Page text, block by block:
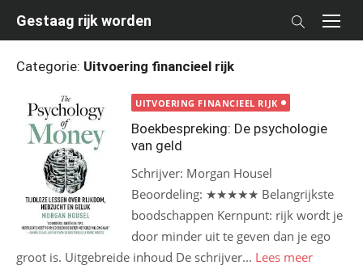
Gestaag rijk worden
Categorie: Uitvoering financieel rijk
UITVOERING FINANCIEEL RIJK
Boekbespreking: De psychologie
van geld
Schrijver: Morgan Housel
Beoordeling: ★★★★★ Belangrijkste
boodschappen Kernpunt: rijk wordt je
door minder uit te geven dan je ego
groot is. Uitgebreide inhoud De schrijver... Lees meer